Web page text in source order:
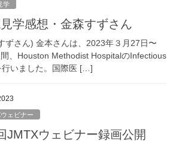
学
学感想・金森すずさん
ずさん) 金本さんは、2023年３月27日〜
、Houston Methodist HospitalのInfectious
行いました。国際医 […]
ェビナー
JMTXウェビナー録画公開